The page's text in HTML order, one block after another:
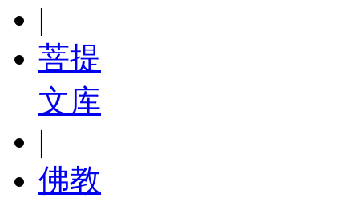
|
菩提
文库
|
佛教